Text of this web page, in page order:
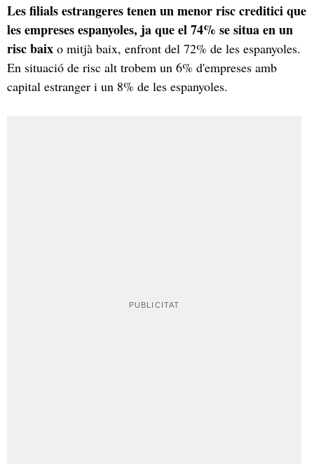
Les filials estrangeres tenen un menor risc creditici que
les empreses espanyoles, ja que el 74% se situa en un
risc baix o mitjà baix, enfront del 72% de les espanyoles.
En situació de risc alt trobem un 6% d'empreses amb
capital estranger i un 8% de les espanyoles.